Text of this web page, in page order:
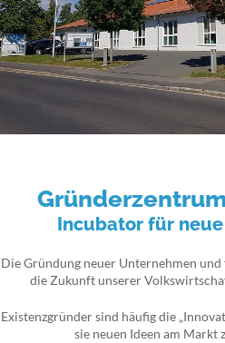
Incubator für
Die Gründung neuer Unternehmen
die Zukunft unserer
Existenzgründer sind häufig die
sie neuen Ideen am Markt